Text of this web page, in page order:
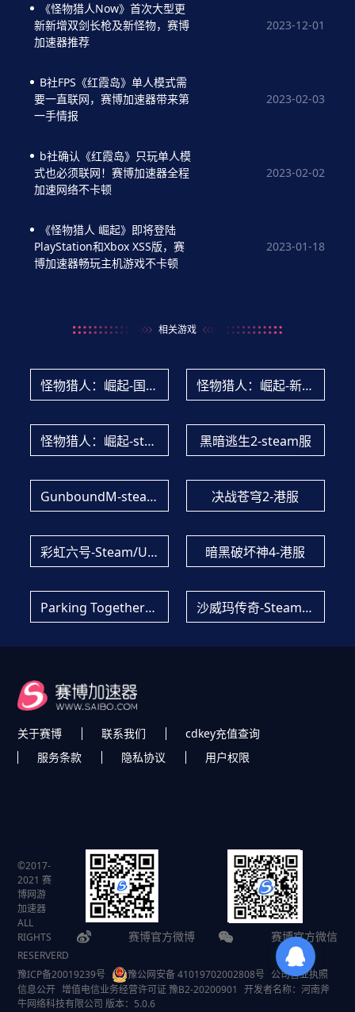
《怪物猎人Now》首次大型更
新新增双剑长枪及新怪物，赛博
加速器推荐
2023-12-01
B社FPS《红霞岛》单人模式需
要一直联网，赛博加速器带来第
一手情报
2023-02-03
b社确认《红霞岛》只玩单人模
式也必须联网！赛博加速器全程
加速网络不卡顿
2023-02-02
《怪物猎人 崛起》即将登陆
PlayStation和Xbox XSS版，赛
博加速器畅玩主机游戏不卡顿
2023-01-18
相关游戏
怪物猎人：崛起-国服 怪物猎人：崛起-新加坡服
怪物猎人：崛起-steam服 黑暗逃生2-steam服
GunboundM-steam服 决战苍穹2-港服
彩虹六号-Steam/Uplay服 暗黑破坏神4-港服
Parking Together!-Steam服 沙威玛传奇-Steam服
关于赛博 联系我们
cdkey充值查询
服务条款
隐私协议 用户权限
赛博官方微信
赛博官方微博
©2017-
2021 赛
博网游
加速器
ALL
RIGHTS
RESERVERD
豫ICP备20019239号
豫公网安备 41019702002808号 公司营业执照
信息公开 增值电信业务经营许可证 豫B2-20200901
开发者名称：河南斧
牛网络科技有限公司 版本：5.0.6